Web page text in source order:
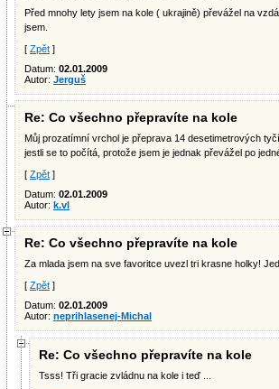
Před mnohy lety jsem na kole ( ukrajině) převážel na
jsem.
[ Zpět ]
Datum: 02.01.2009
Autor: Jerguš
Re: Co všechno přepravíte na kole
Můj prozatímní vrchol je přeprava 14 desetimetrových
jestli se to počítá, protože jsem je jednak převážel po
[ Zpět ]
Datum: 02.01.2009
Autor: k.vl
Re: Co všechno přepravíte na kole
Za mlada jsem na sve favoritce uvezl tri krasne holky!
[ Zpět ]
Datum: 02.01.2009
Autor: neprihlasenej-Michal
Re: Co všechno přepravíte na kole
Tsss! Tři gracie zvládnu na kole i teď ...